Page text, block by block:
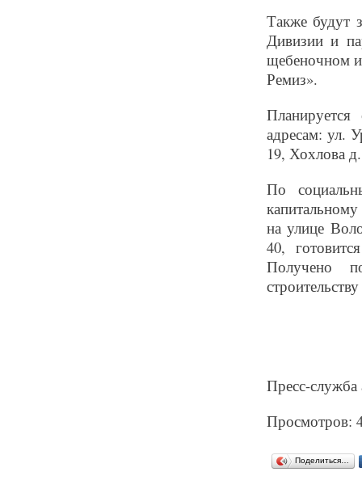
Также будут
Дивизии и
щебеночном
Ремиз».
адресам: ул.
19, Хохлова
По
на улице
40,
Получено
Пресс-служба
Просмотров:
Поделиться…